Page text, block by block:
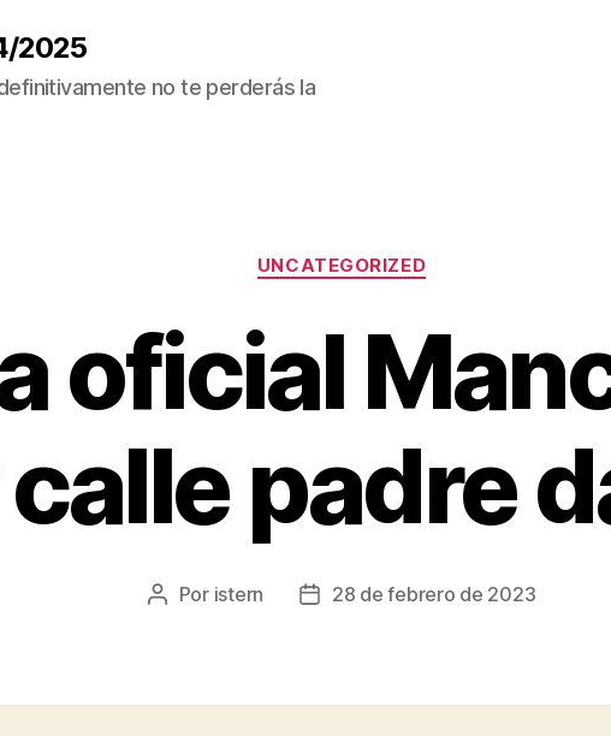
2025
no te perderás la
Categorías
UNCATEGORIZED
oficial
padre
Autor
Por istern
Fecha28 de febrero de 2023